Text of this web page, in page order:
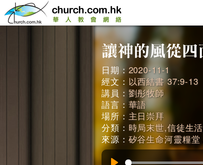
日期：2020-11-1
經文： 以西結書 37:9-13
講員： 劉彤牧師
語言：華語
場所： 主日崇拜
分類： 時局末世,信徒生活
來源： 矽谷生命河靈糧堂